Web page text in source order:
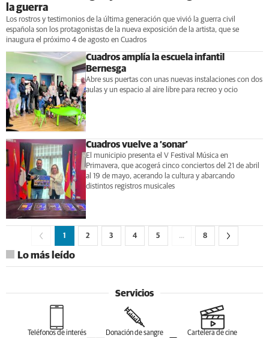
la guerra
Los rostros y testimonios de la última generación que vivió la guerra civil
española son los protagonistas de la nueva exposición de la artista, que se
inaugura el próximo 4 de agosto en Cuadros
Cuadros amplía la escuela infantil
Bernesga
Abre sus puertas con unas nuevas instalaciones con dos
aulas y un espacio al aire libre para recreo y ocio
Cuadros vuelve a ‘sonar’
El municipio presenta el V Festival Música en
Primavera, que acogerá cinco conciertos del 21 de abril
al 19 de mayo, acerando la cultura y abarcando
distintos registros musicales
1 2 3 4 5 … 8
Lo más leído
Servicios
Teléfonos de interés Donación de sangre Cartelera de cine